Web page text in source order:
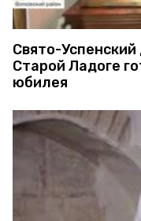
Свято-
Старой Ладоге
юбилея